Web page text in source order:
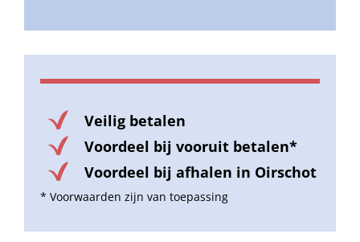
Veilig betalen
Voordeel bij vooruit betalen*
Voordeel bij afhalen in Oirschot
* Voorwaarden zijn van toepassing